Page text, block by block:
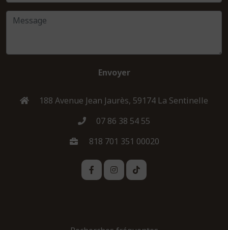
Envoyer
188 Avenue Jean Jaurès, 59174 La Sentinelle
07 86 38 54 55
818 701 351 00020